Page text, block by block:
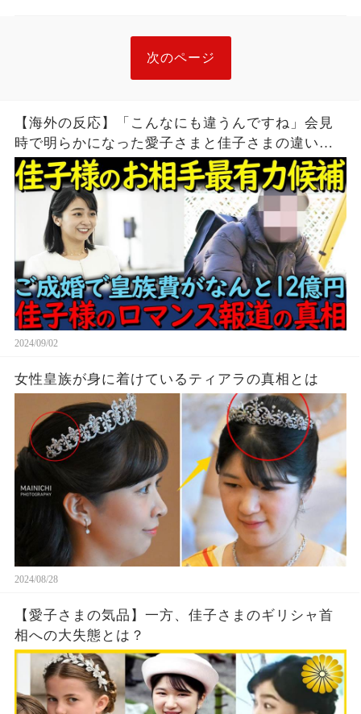
次のページ
【海外の反応】「こんなにも違うんですね」会見
時で明らかになった愛子さまと佳子さまの違いと
は
2024/09/02
女性皇族が身に着けているティアラの真相とは
2024/08/28
【愛子さまの気品】一方、佳子さまのギリシャ首
相への大失態とは？